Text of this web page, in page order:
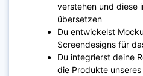
verstehen und diese
übersetzen
Du entwickelst
Screendesigns für
Du integrierst deine
die Produkte